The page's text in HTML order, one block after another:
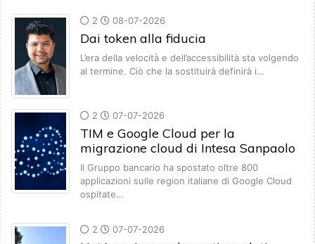
2 08-07-2026
Dai token alla fiducia
L’era della velocità e dell’accessibilità sta volgendo
al termine. Ciò che la sostituirà definirà i…
2 07-07-2026
TIM e Google Cloud per la
migrazione cloud di Intesa Sanpaolo
Il Gruppo bancario ha spostato oltre 800
applicazioni sulle region italiane di Google Cloud
ospitate…
2 07-07-2026